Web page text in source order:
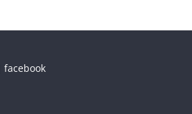
facebook